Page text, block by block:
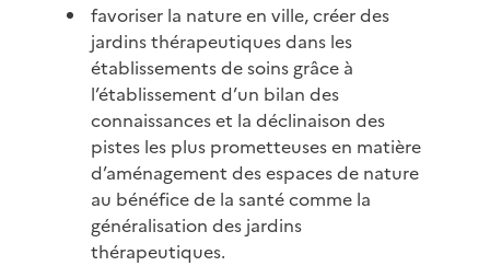
favoriser la nature en ville, créer des
jardins thérapeutiques dans les
établissements de soins grâce à
l’établissement d’un bilan des
connaissances et la déclinaison des
pistes les plus prometteuses en matière
d’aménagement des espaces de nature
au bénéfice de la santé comme la
généralisation des jardins
thérapeutiques.